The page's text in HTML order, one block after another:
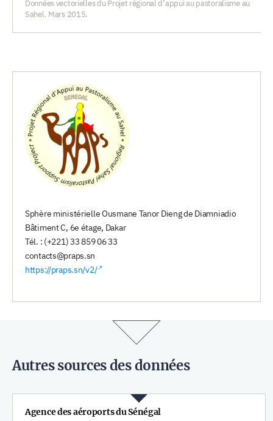
Données vectorielles du Projet régional d’appui au pastoralisme au
Sahel. Mars 2015.
Sphère ministérielle Ousmane Tanor Dieng de Diamniadio
Bâtiment C, 6e étage, Dakar
Tél. : (+221) 33 859 06 33
contacts@praps.sn
https://praps.sn/v2/
Autres sources des données
Agence des aéroports du Sénégal